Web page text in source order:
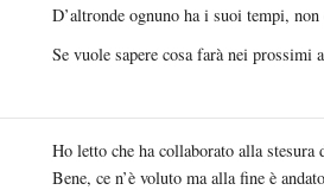
D’altronde ognuno ha i suoi tempi, non
Se vuole sapere cosa farà nei prossimi
Ho letto che ha collaborato alla
Bene, ce n’è voluto ma alla fine è